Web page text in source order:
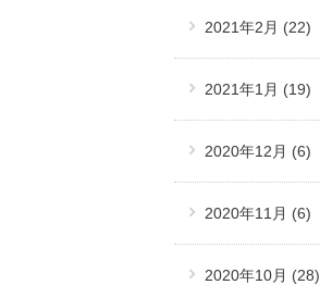
2021年2月 (22)
2021年1月 (19)
2020年12月 (6)
2020年11月 (6)
2020年10月 (28)